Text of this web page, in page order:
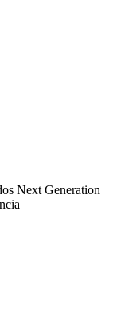
Next Generation